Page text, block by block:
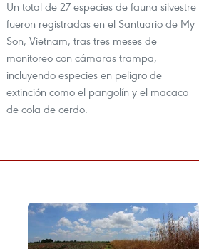
Un total de 27 especies de fauna silvestre
fueron registradas en el Santuario de My
Son, Vietnam, tras tres meses de
monitoreo con cámaras trampa,
incluyendo especies en peligro de
extinción como el pangolín y el macaco
de cola de cerdo.